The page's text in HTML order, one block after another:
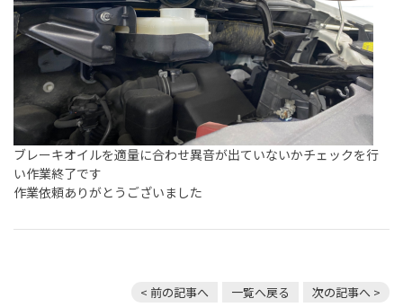
ブレーキオイルを適量に合わせ異音が出ていないかチェックを行
い作業終了です
作業依頼ありがとうございました
< 前の記事へ 一覧へ戻る 次の記事へ >